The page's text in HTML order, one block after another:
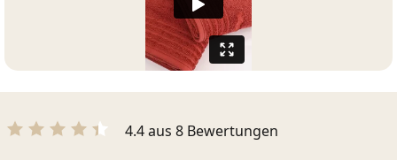
4.4 aus 8 Bewertungen